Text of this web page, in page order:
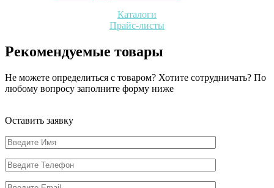
Каталоги
Прайс-листы
Рекомендуемые товары
Не можете определиться с товаром? Хотите сотрудничать? По
любому вопросу заполните форму ниже
Оставить заявку